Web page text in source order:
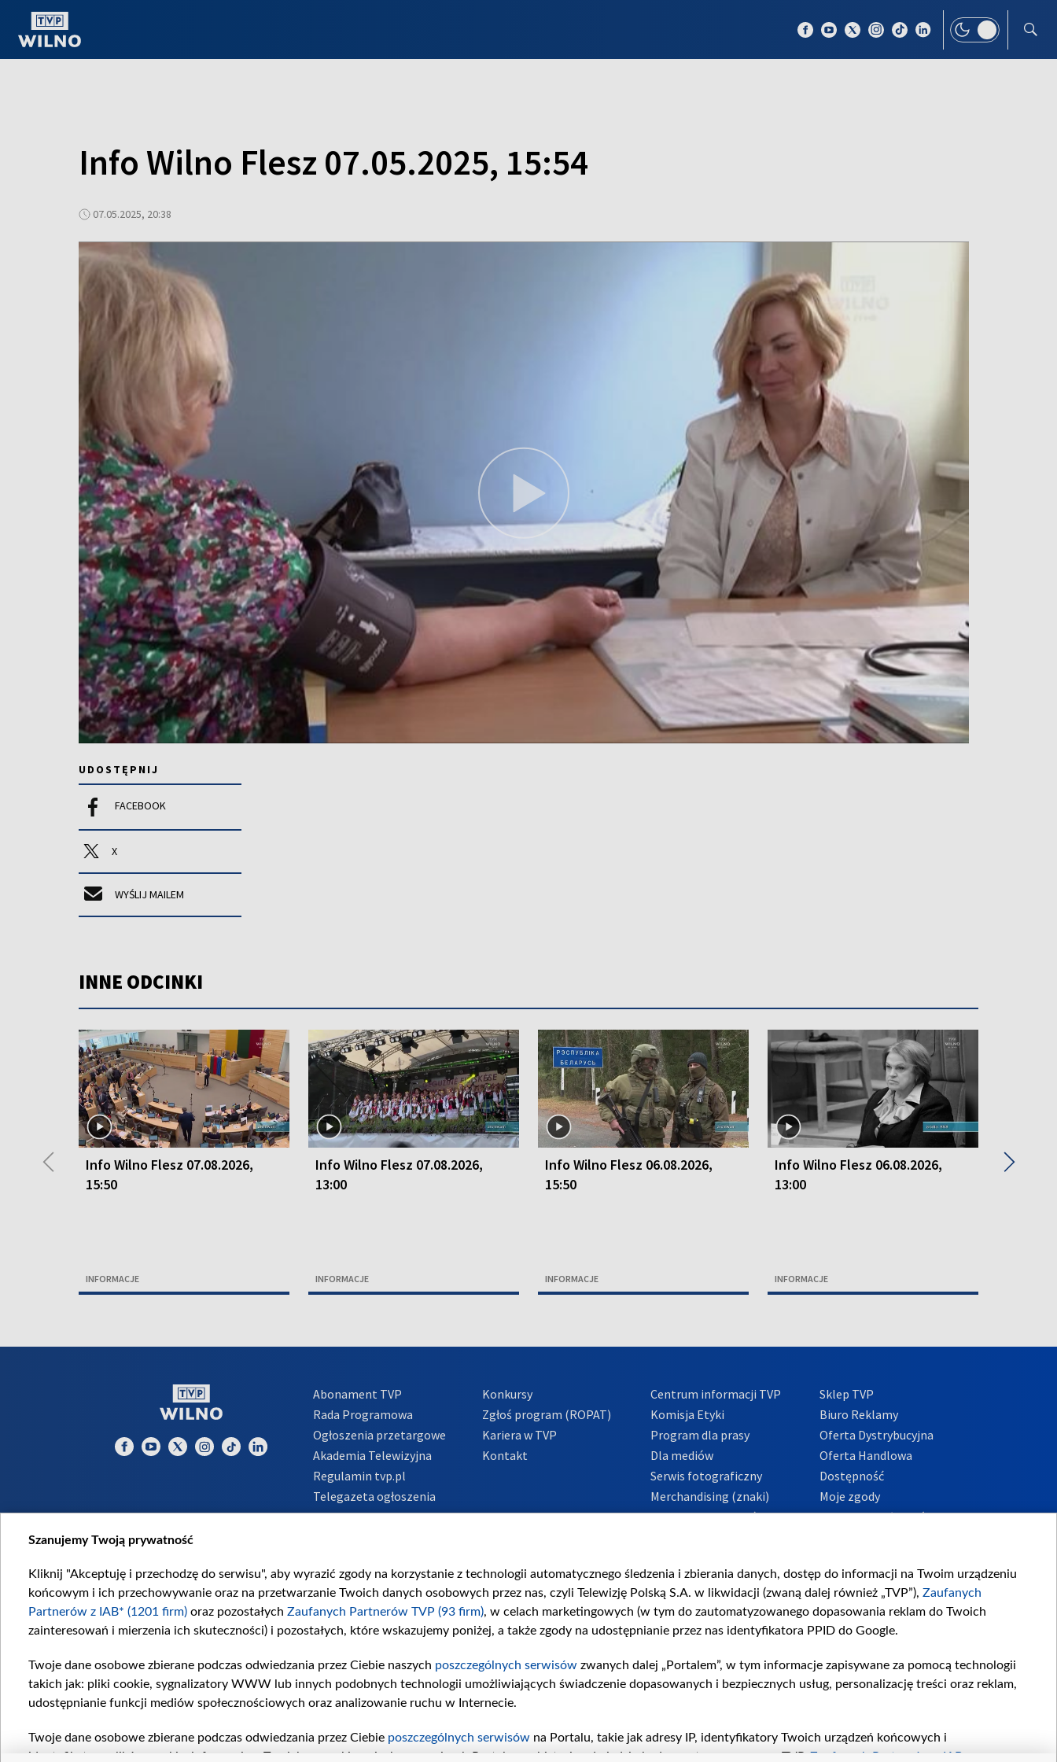
Info Wilno Flesz 07.05.2025, 15:54
07.05.2025, 20:38
UDOSTĘPNIJ
FACEBOOK
X
WYŚLIJ MAILEM
INNE ODCINKI
Info Wilno Flesz 07.08.2026,
15:50
INFORMACJE
Info Wilno Flesz 07.08.2026,
13:00
INFORMACJE
Info Wilno Flesz 06.08.2026,
15:50
INFORMACJE
Info Wilno Flesz 06.08.2026,
13:00
INFORMACJE
Info
◀ ▶
Abonament TVP
Rada Programowa
Ogłoszenia przetargowe
Akademia Telewizyjna
Regulamin tvp.pl
Telegazeta ogłoszenia
Informacje o nadawcy
Konkursy
Zgłoś program (ROPAT)
Kariera w TVP
Kontakt
Centrum informacji TVP
Komisja Etyki
Program dla prasy
Dla mediów
Serwis fotograficzny
Merchandising (znaki)
Polityka Prywatności
Sklep TVP
Biuro Reklamy
Oferta Dystrybucyjna
Oferta Handlowa
Dostępność
Moje zgody
Procedura zgłoszeń
Szanujemy Twoją prywatność
Kliknij "Akceptuję i przechodzę do serwisu", aby wyrazić zgody na korzystanie z technologii automatycznego śledzenia i zbierania danych, dostęp do informacji na Twoim urządzeniu
końcowym i ich przechowywanie oraz na przetwarzanie Twoich danych osobowych przez nas, czyli Telewizję Polską S.A. w likwidacji (zwaną dalej również „TVP”), Zaufanych
Partnerów z IAB* (1201 firm) oraz pozostałych Zaufanych Partnerów TVP (93 firm), w celach marketingowych (w tym do zautomatyzowanego dopasowania reklam do Twoich
zainteresowań i mierzenia ich skuteczności) i pozostałych, które wskazujemy poniżej, a także zgody na udostępnianie przez nas identyfikatora PPID do Google.
Twoje dane osobowe zbierane podczas odwiedzania przez Ciebie naszych poszczególnych serwisów zwanych dalej „Portalem”, w tym informacje zapisywane za pomocą technologii
takich jak: pliki cookie, sygnalizatory WWW lub innych podobnych technologii umożliwiających świadczenie dopasowanych i bezpiecznych usług, personalizację treści oraz reklam,
udostępnianie funkcji mediów społecznościowych oraz analizowanie ruchu w Internecie.
Twoje dane osobowe zbierane podczas odwiedzania przez Ciebie poszczególnych serwisów na Portalu, takie jak adresy IP, identyfikatory Twoich urządzeń końcowych i
identyfikatory plików cookie, informacje o Twoich wyszukiwaniach w serwisach Portalu czy historia odwiedzin będą przetwarzane przez TVP, Zaufanych Partnerów z IAB